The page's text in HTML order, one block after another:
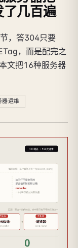
几百遍
，答304只要
，而是配完之
文把16种服务器
器运维